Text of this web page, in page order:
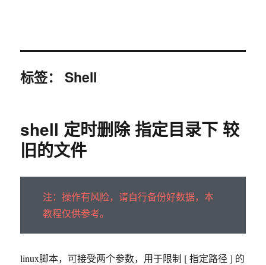
标签：Shell
shell 定时删除 指定目录下 较
旧的文件
注：操作有风险，请自行备份好数据，本
教程仅供参考。
linux脚本，可接受两个参数，用于限制 [ 指定路径 ] 的